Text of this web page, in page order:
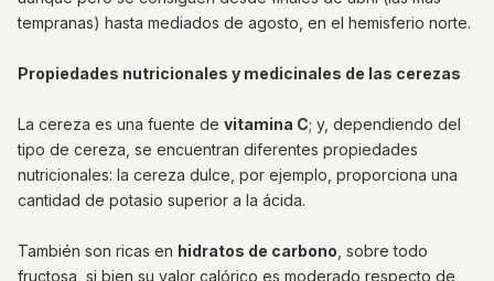
tempranas) hasta mediados de agosto, en el hemisferio norte.
Propiedades nutricionales y medicinales de las cerezas
La cereza es una fuente de vitamina C; y, dependiendo del
tipo de cereza, se encuentran diferentes propiedades
nutricionales: la cereza dulce, por ejemplo, proporciona una
cantidad de potasio superior a la ácida.
También son ricas en hidratos de carbono , sobre todo
fructosa, si bien su valor calórico es moderado respecto de